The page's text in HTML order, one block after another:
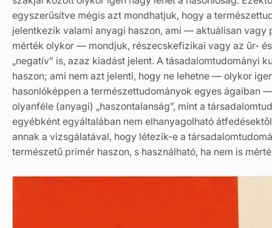
egyszerűsítve mégis azt mondhatjuk, hogy a
jelentkezik valami anyagi haszon, ami — aktuálisan vagy
mérték olykor — mondjuk, részecskefizikai vagy az űr-
„negatív” is, azaz kiadást jelent. A tásadalomtudományi
haszon; ami nem azt jelenti, hogy ne lehetne — olykor
hasonlóképpen a természettudományok egyes
olyanféle (anyagi) „haszontalanság”, mint a
egyébként egyáltalában nem elhanyagolható
annak a vizsgálatával, hogy létezik-e a
természetű primér haszon, s használható, ha nem is